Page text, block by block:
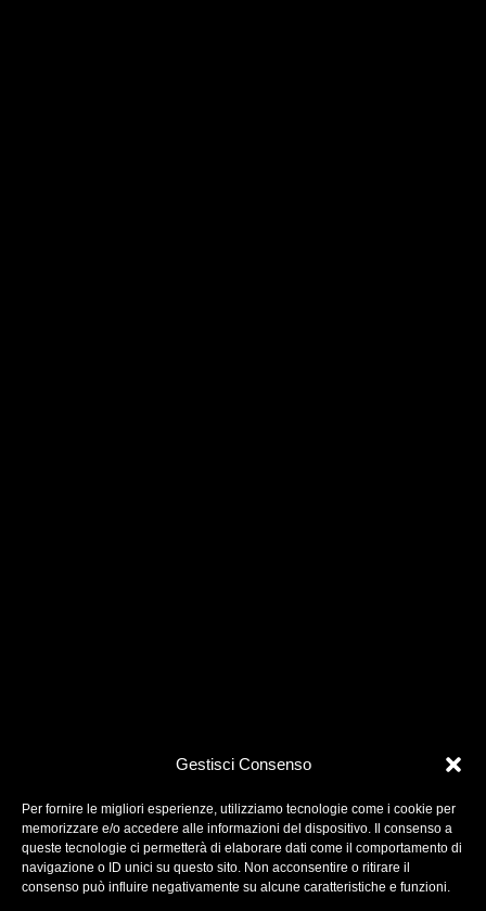
Gestisci Consenso
Per fornire le migliori esperienze, utilizziamo tecnologie come i cookie per
memorizzare e/o accedere alle informazioni del dispositivo. Il consenso a
queste tecnologie ci permetterà di elaborare dati come il comportamento di
navigazione o ID unici su questo sito. Non acconsentire o ritirare il
consenso può influire negativamente su alcune caratteristiche e funzioni.
One More Pictures è una società di produzione